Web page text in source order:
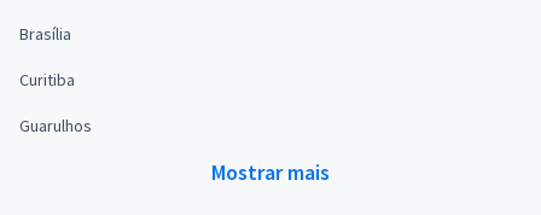
Brasília
Curitiba
Guarulhos
Mostrar mais